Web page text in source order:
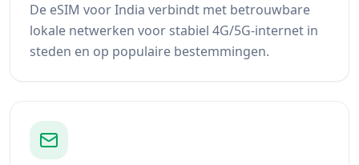
De eSIM voor India verbindt met betrouwbare
lokale netwerken voor stabiel 4G/5G-internet in
steden en op populaire bestemmingen.